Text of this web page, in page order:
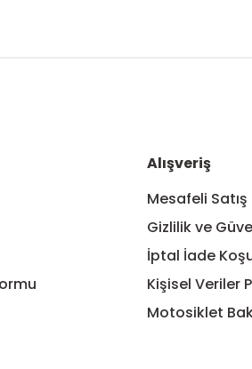
Alışveriş
Mesafeli
Gizlilik ve
İptal İade
Kişisel Veriler
Motosiklet